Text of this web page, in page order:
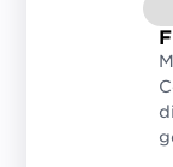
Handel
GS1